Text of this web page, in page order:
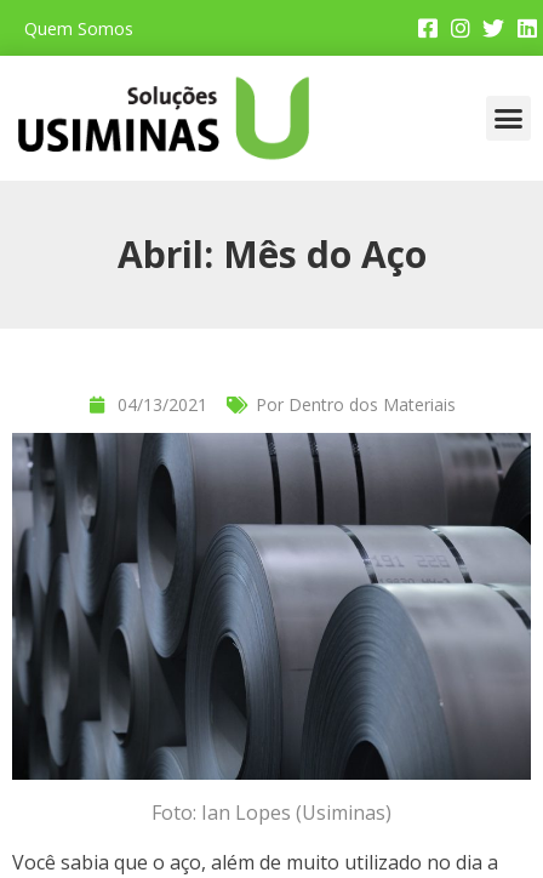
Quem Somos
Abril: Mês do Aço
04/13/2021 Por Dentro dos Materiais
Foto: Ian Lopes (Usiminas)
Você sabia que o aço, além de muito utilizado no dia a